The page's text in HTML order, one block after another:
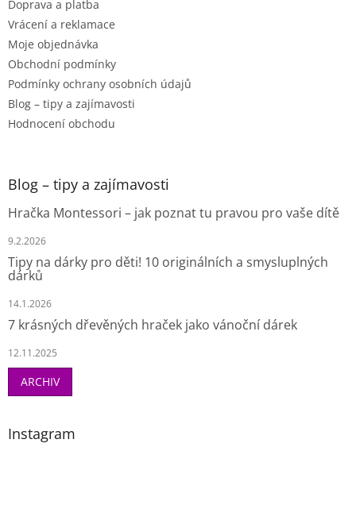
Doprava a platba
Vrácení a reklamace
Moje objednávka
Obchodní podmínky
Podmínky ochrany osobních údajů
Blog – tipy a zajímavosti
Hodnocení obchodu
Blog – tipy a zajímavosti
Hračka Montessori – jak poznat tu pravou pro vaše dítě
9.2.2026
Tipy na dárky pro děti! 10 originálních a smysluplných
dárků
14.1.2026
7 krásných dřevěných hraček jako vánoční dárek
12.11.2025
ARCHIV
Instagram